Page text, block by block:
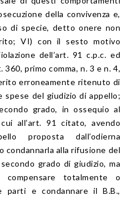
della convivenza e,
di specie, detto onere non
VI) con il sesto motivo
dell’art. 91 c.p.c. ed
primo comma, n. 3 e n. 4,
erroneamente ritenuto di
spese del giudizio di appello;
grado, in ossequio al
all’art. 91 citato, avendo
proposta dall’odierna
alla rifusione del
grado di giudizio, ma
totalmente o
parti e condannare il B.B.,